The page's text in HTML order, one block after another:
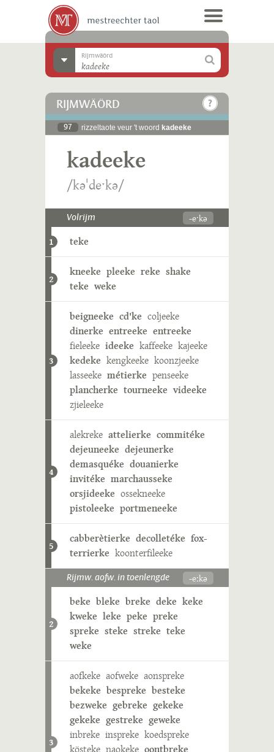
Rijmwäörd
RIJMWÄÖRD
97 rizzeltaote veur 't woord kadeeke
kadeeke
/kəˈdeˑkə/
Volrijm -eˑkə
1 teke
2
kneeke pleeke reke shake
teke weke
3
beigneeke cd'ke coljeeke
dinerke entreeke entreeke
fieleeke ideeke kaffeeke kajeeke
kedeke kengkeeke koonzjeeke
lasseeke métierke penseeke
plancherke tourneeke videeke
zjieleeke
4
alekreke attelierke commitéke
dejeuneeke dejeunerke
demasquéke douanierke
invitéke marchausseke
orsjideeke ossekneeke
pistoleeke portmeneeke
5
cabberètierke decolletéke fox-
terrierke koonterfileeke
Rijmw. aofw. in toenlengde -eːkə
2
beke bleke breke deke keke
kweke leke peke preke
spreke steke streke teke
weke
3
aofkeke aofweke aonspreke
bekeke bespreke besteke
bezweke gebreke gekeke
gekeke gestreke geweke
inbreke inspreke koedspreke